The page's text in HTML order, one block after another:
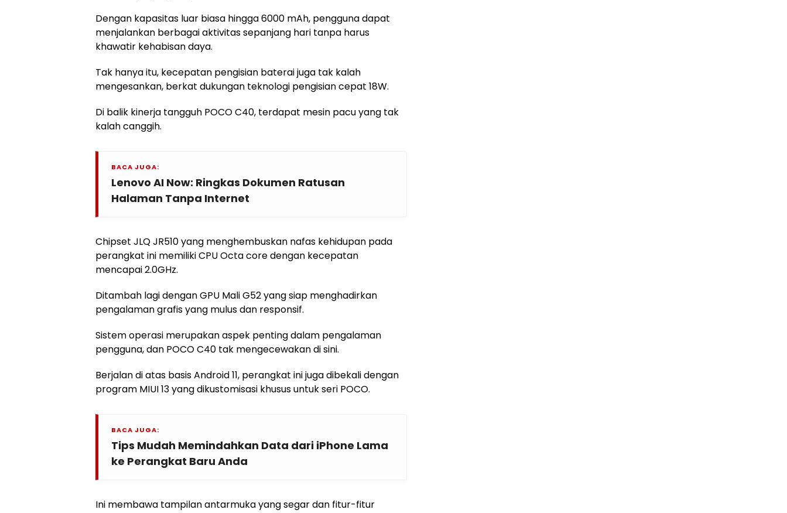
Dengan kapasitas luar biasa hingga 6000 mAh, pengguna dapat
menjalankan berbagai aktivitas sepanjang hari tanpa harus
khawatir kehabisan daya.
Tak hanya itu, kecepatan pengisian baterai juga tak kalah
mengesankan, berkat dukungan teknologi pengisian cepat 18W.
Di balik kinerja tangguh POCO C40, terdapat mesin pacu yang tak
kalah canggih.
BACA JUGA:
Lenovo AI Now: Ringkas Dokumen Ratusan
Halaman Tanpa Internet
Chipset JLQ JR510 yang menghembuskan nafas kehidupan pada
perangkat ini memiliki CPU Octa core dengan kecepatan
mencapai 2.0GHz.
Ditambah lagi dengan GPU Mali G52 yang siap menghadirkan
pengalaman grafis yang mulus dan responsif.
Sistem operasi merupakan aspek penting dalam pengalaman
pengguna, dan POCO C40 tak mengecewakan di sini.
Berjalan di atas basis Android 11, perangkat ini juga dibekali dengan
program MIUI 13 yang dikustomisasi khusus untuk seri POCO.
BACA JUGA:
Tips Mudah Memindahkan Data dari iPhone Lama
ke Perangkat Baru Anda
Ini membawa tampilan antarmuka yang segar dan fitur-fitur